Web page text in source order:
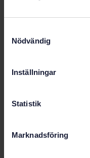
Nödvändig
Inställningar
Statistik
Marknadsföring
PDF
Internationell titel: